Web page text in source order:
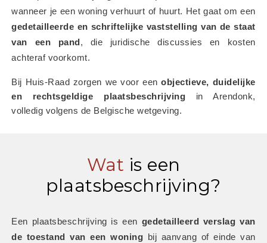
gedetailleerde en schriftelijke vaststelling van de staat
van een pand , die juridische discussies en kosten
achteraf voorkomt.
Bij Huis-Raad zorgen we voor een objectieve, duidelijke
en rechtsgeldige plaatsbeschrijving in Arendonk,
volledig volgens de Belgische wetgeving.
Wat is een
plaatsbeschrijving?
Een plaatsbeschrijving is een gedetailleerd verslag van
de toestand van een woning bij aanvang of einde van